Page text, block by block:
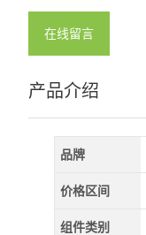
在线留言
产品介绍
品牌
价格区间
组件类别